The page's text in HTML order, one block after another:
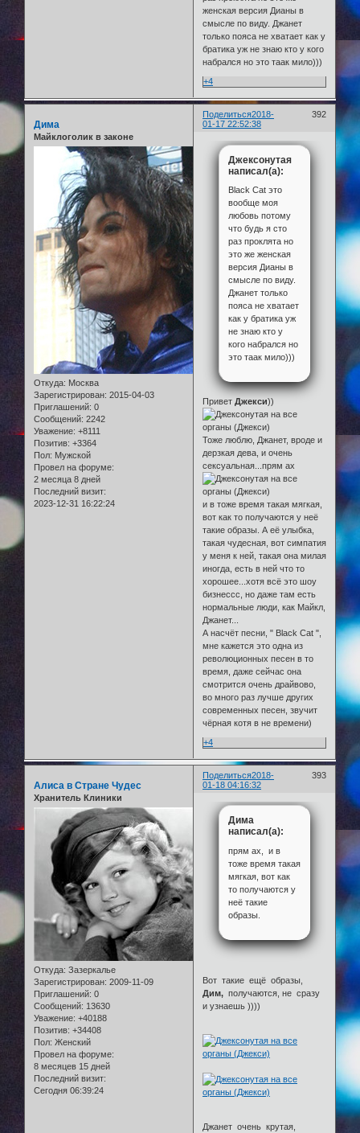
женская версия Дианы в
смысле по виду. Джанет
только пояса не хватает как у
братика уж не знаю кто у кого
набрался но это таак мило)))
+4
Поделиться 392
2018-
01-17 22:52:38
Дима
Майклоголик в законе
Откуда: Москва
Зарегистрирован: 2015-04-03
Приглашений: 0
Сообщений: 2242
Уважение: +8111
Позитив: +3364
Пол: Мужской
Провел на форуме:
2 месяца 8 дней
Последний визит:
2023-12-31 16:22:24
Джексонутая
написал(а):
Black Cat это
вообще моя
любовь потому
что будь я сто
раз проклята но
это же женская
версия Дианы в
смысле по виду.
Джанет только
пояса не хватает
как у братика уж
не знаю кто у
кого набрался но
это таак мило)))
ПриветДжекси))
Тоже люблю, Джанет, вроде и
дерзкая дева, и очень
сексуальная...прям ах
и в тоже время такая мягкая,
вот как то получаются у неё
такие образы. А её улыбка,
такая чудесная, вот симпатия
у меня к ней, такая она милая
иногда, есть в ней что то
хорошее...хотя всё это шоу
бизнессс, но даже там есть
нормальные люди, как Майкл,
Джанет...
А насчёт песни, " Black Cat ",
мне кажется это одна из
революционных песен в то
время, даже сейчас она
смотрится очень драйвово,
во много раз лучше других
современных песен, звучит
чёрная котя в не времени)
+4
Поделиться 393
2018-
01-18 04:16:32
Алиса в Стране Чудес
Хранитель Клиники
Откуда: Зазеркалье
Зарегистрирован: 2009-11-09
Приглашений: 0
Сообщений: 13630
Уважение: +40188
Позитив: +34408
Пол: Женский
Провел на форуме:
8 месяцев 15 дней
Последний визит:
Сегодня 06:39:24
Дима
написал(а):
прям ах, и в
тоже время такая
мягкая, вот как
то получаются у
неё такие
образы.
Вот такие ещё образы,
Дим, получаются, не сразу
и узнаешь ))))
Джанет очень крутая,